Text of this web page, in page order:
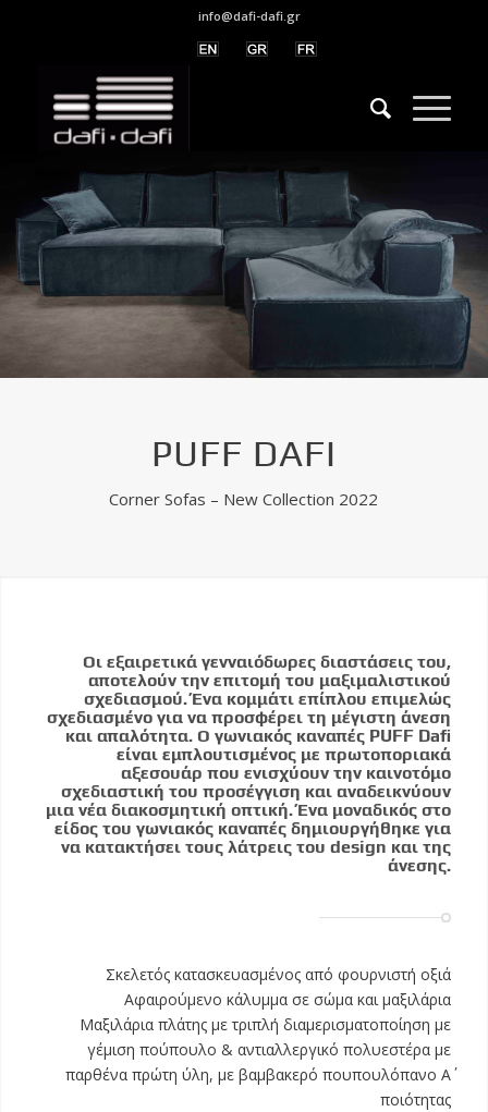
info@dafi-dafi.gr
PUFF DAFI
Corner Sofas – New Collection 2022
Οι εξαιρετικά γενναιόδωρες διαστάσεις του,
αποτελούν την επιτομή του μαξιμαλιστικού
σχεδιασμού. Ένα κομμάτι επίπλου επιμελώς
σχεδιασμένο για να προσφέρει τη μέγιστη άνεση
και απαλότητα. Ο γωνιακός καναπές PUFF Dafi
είναι εμπλουτισμένος με πρωτοποριακά
αξεσουάρ που ενισχύουν την καινοτόμο
σχεδιαστική του προσέγγιση και αναδεικνύουν
μια νέα διακοσμητική οπτική. Ένα μοναδικός στο
είδος του γωνιακός καναπές δημιουργήθηκε για
να κατακτήσει τους λάτρεις του design και της
άνεσης.
Σκελετός κατασκευασμένος από φουρνιστή οξιά
Αφαιρούμενο κάλυμμα σε σώμα και μαξιλάρια
Μαξιλάρια πλάτης με τριπλή διαμερισματοποίηση με
γέμιση πούπουλο & αντιαλλεργικό πολυεστέρα με
παρθένα πρώτη ύλη, με βαμβακερό πουπουλόπανο Α΄
ποιότητας